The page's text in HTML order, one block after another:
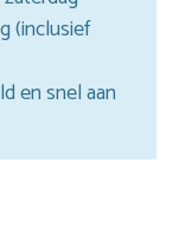
(inclusief
en snel aan